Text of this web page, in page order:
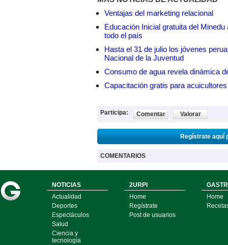
Ventajas del marketing relacional
Educación Inicial gratuita del
todo el país
Hasta el 31 de julio los jóvenes
Nacional de la Juventud
Consumo de agua revela dinámica
Capacitación gratis para
Participa: Comentar Valorar
Regístrate aquí
COMENTARIOS
NOTICIAS
Actualidad
Deportes
Espectáculos
Salud
Ciencia y
tecnología
2URPI
Home
Regístrate
Post de usuarios
Home